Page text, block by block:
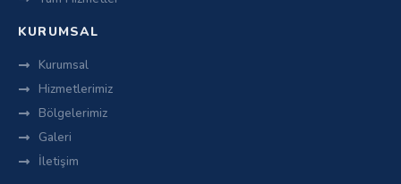
KURUMSAL
Kurumsal
Hizmetlerimiz
Bölgelerimiz
Galeri
İletişim